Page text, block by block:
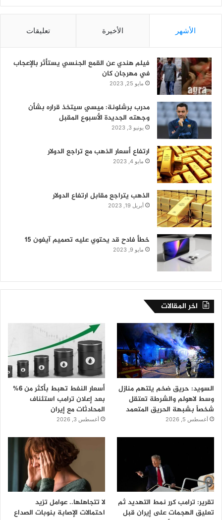
الأشهر الأخيرة تعليقات
فيلم هندي عن القمع الجنسي يستأثر بالإعجاب
في مهرجان كان
مايو 25, 2023
مدرب برشلونة: ميسي سيتخذ قراره بشأن
وجهته الجديدة الأسبوع المقبل
يونيو 3, 2023
ارتفاع أسعار الذهب مع تراجع الدولار
مايو 4, 2023
الذهب يتراجع مقابل ارتفاع الدولار
أبريل 19, 2023
خطأ فادح قد يحتوي عليه تصميم آيفون 15
مايو 9, 2023
اخر المقالات
السويد: حريق ضخم يلتهم منازل
وسط لاهولم والشرطة تعتقل
شخصاً بشبهة الحريق المتعمد
أغسطس 5, 2026
أسعار النفط تهبط بأكثر من 6%
بعد إعلان ترامب استئناف
المحادثات مع إيران
أغسطس 3, 2026
تقرير: ترامب كرر نمط التهديد ثم
تعليق الهجمات على إيران قبل
لا تتجاهلها.. عوامل تزيد
احتمالات الإصابة بنوبات الصداع